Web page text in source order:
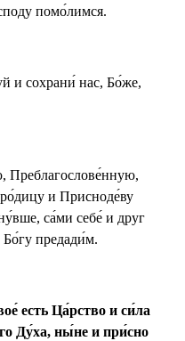
помо́лимся.
и сохрани́ нас, Бо́же,
Преблагослове́нную,
и Присноде́ву
са́ми себе́ и друг
предади́м.
есть Ца́рство и си́ла
Ду́ха, ны́не и при́сно